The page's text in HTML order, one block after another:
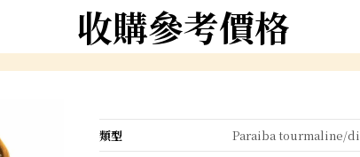
收購參考價格
類型 Paraiba tourmaline/